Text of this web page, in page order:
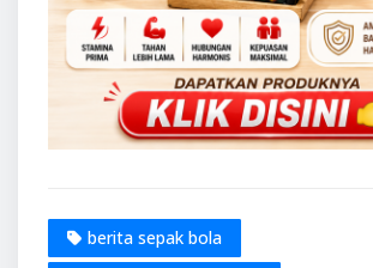
berita sepak bola